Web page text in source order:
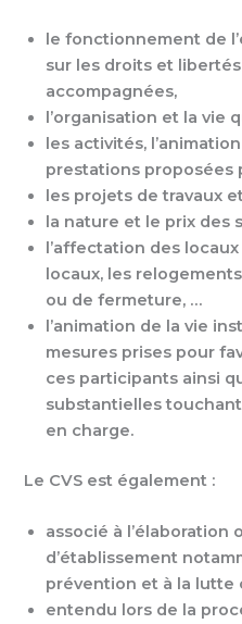
le fonctionnement de
sur les droits et
accompagnées,
l’organisation et la vie
les activités,
prestations proposées
les projets de travaux
la nature et le prix des
l’affectation des
locaux, les
ou de fermeture, …
l’animation de la vie
mesures prises pour
ces participants ainsi
substantielles
en charge.
Le CVS est également :
associé à l’élaboration
d’établissement
prévention et à la lutte
entendu lors de la